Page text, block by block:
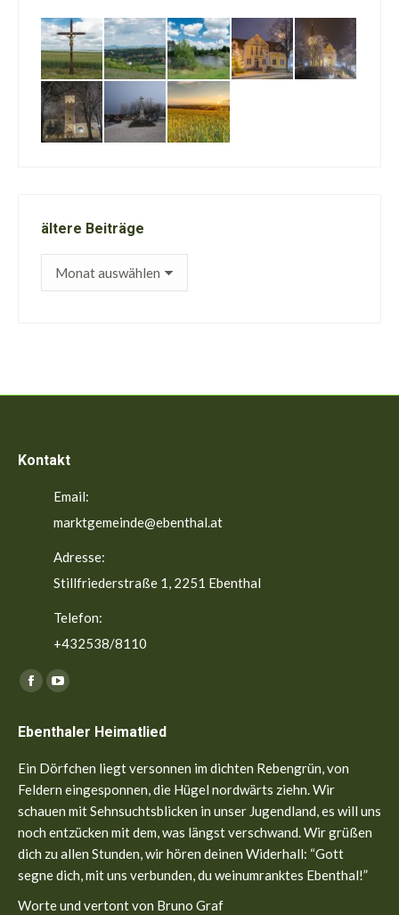
ältere Beiträge
ältere
Kontakt
Email:
marktgemeinde@ebenthal.at
Adresse:
Stillfriederstraße 1, 2251 Ebenthal
Telefon:
+432538/8110
Finden Sie uns auf:
Facebook
opens
in
new
window
YouTube
opens
in
new
window
Ebenthaler Heimatlied
Ein Dörfchen liegt versonnen im dichten Rebengrün, von
Feldern eingesponnen, die Hügel nordwärts ziehn. Wir
schauen mit Sehnsuchtsblicken in unser Jugendland, es will uns
noch entzücken mit dem, was längst verschwand. Wir grüßen
dich zu allen Stunden, wir hören deinen Widerhall: “Gott
segne dich, mit uns verbunden, du weinumranktes Ebenthal!”
Worte und vertont von Bruno Graf